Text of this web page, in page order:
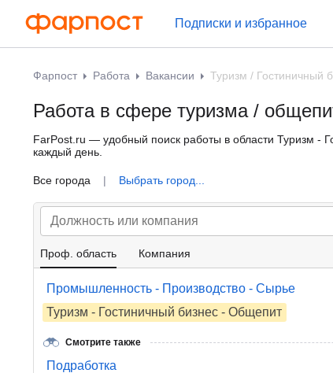
Подписки и избранное
Фарпост Работа Вакансии Туризм / Гостиничный
Работа в сфере туризма /
FarPost.ru — удобный поиск работы в области Туризм -
каждый день.
Все города | Выбрать город...
Проф. область Компания
Промышленность - Производство - Сырье
Туризм - Гостиничный бизнес - Общепит
Смотрите также
Подработка